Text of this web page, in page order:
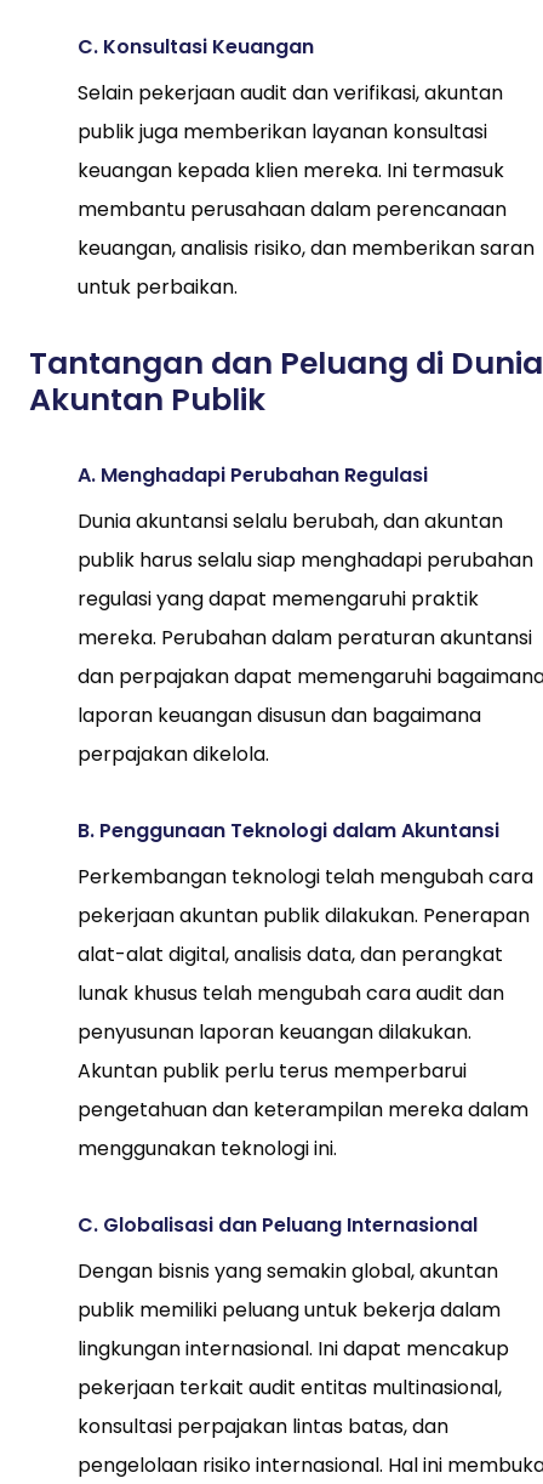
C. Konsultasi Keuangan
Selain pekerjaan audit dan verifikasi, akuntan
publik juga memberikan layanan konsultasi
keuangan kepada klien mereka. Ini termasuk
membantu perusahaan dalam perencanaan
keuangan, analisis risiko, dan memberikan saran
untuk perbaikan.
Tantangan dan Peluang di Dunia
Akuntan Publik
A. Menghadapi Perubahan Regulasi
Dunia akuntansi selalu berubah, dan akuntan
publik harus selalu siap menghadapi perubahan
regulasi yang dapat memengaruhi praktik
mereka. Perubahan dalam peraturan akuntansi
dan perpajakan dapat memengaruhi
laporan keuangan disusun dan bagaimana
perpajakan dikelola.
B. Penggunaan Teknologi dalam Akuntansi
Perkembangan teknologi telah mengubah cara
pekerjaan akuntan publik dilakukan. Penerapan
alat-alat digital, analisis data, dan perangkat
lunak khusus telah mengubah cara audit dan
penyusunan laporan keuangan dilakukan.
Akuntan publik perlu terus memperbarui
pengetahuan dan keterampilan mereka dalam
menggunakan teknologi ini.
C. Globalisasi dan Peluang Internasional
Dengan bisnis yang semakin global, akuntan
publik memiliki peluang untuk bekerja dalam
lingkungan internasional. Ini dapat mencakup
pekerjaan terkait audit entitas multinasional,
konsultasi perpajakan lintas batas, dan
pengelolaan risiko internasional. Hal ini